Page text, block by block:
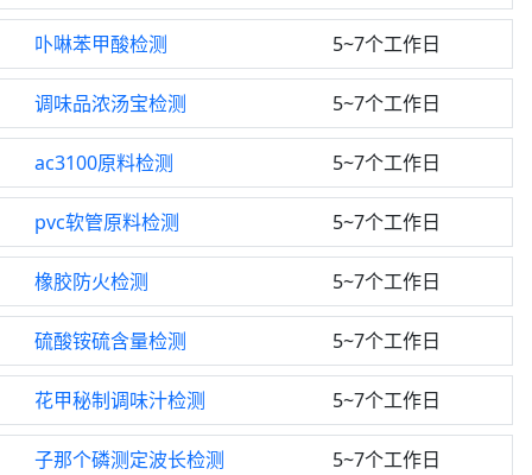
卟啉苯甲酸检测 5~7个工作日
调味品浓汤宝检测 5~7个工作日
ac3100原料检测 5~7个工作日
pvc软管原料检测 5~7个工作日
橡胶防火检测 5~7个工作日
硫酸铵硫含量检测 5~7个工作日
花甲秘制调味汁检测 5~7个工作日
子那个磷测定波长检测 5~7个工作日